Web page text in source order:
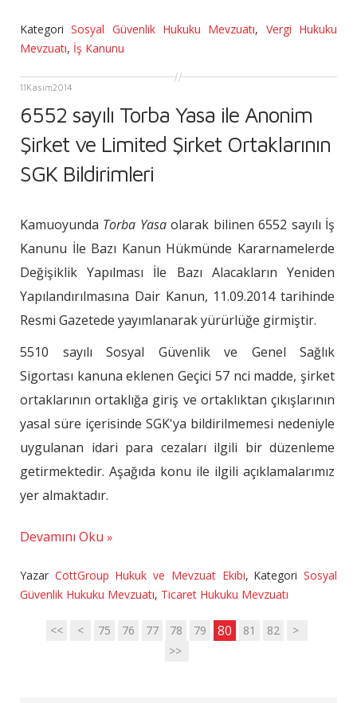
KategoriSosyal Güvenlik Hukuku Mevzuatı, Vergi Hukuku
Mevzuatı, İş Kanunu
11Kasım2014
6552 sayılı Torba Yasa ile Anonim
Şirket ve Limited Şirket Ortaklarının
SGK Bildirimleri
Kamuoyunda Torba Yasaolarak bilinen 6552 sayılı İş
Kanunu İle Bazı Kanun Hükmünde Kararnamelerde
Değişiklik Yapılması İle Bazı Alacakların Yeniden
Yapılandırılmasına Dair Kanun, 11.09.2014 tarihinde
Resmi Gazetede yayımlanarak yürürlüğe girmiştir.
5510 sayılı Sosyal Güvenlik ve Genel Sağlık
Sigortası kanuna eklenen Geçici 57 nci madde, şirket
ortaklarının ortaklığa giriş ve ortaklıktan çıkışlarının
yasal süre içerisinde SGK'ya bildirilmemesi nedeniyle
uygulanan idari para cezaları ilgili bir düzenleme
getirmektedir. Aşağıda konu ile ilgili açıklamalarımız
yer almaktadır.
Devamını Oku
Yazar CottGroup Hukuk ve Mevzuat Ekibi, KategoriSosyal
Güvenlik Hukuku Mevzuatı, Ticaret Hukuku Mevzuatı
<< < 75 76 77 78 79 80 81 82
>
>>